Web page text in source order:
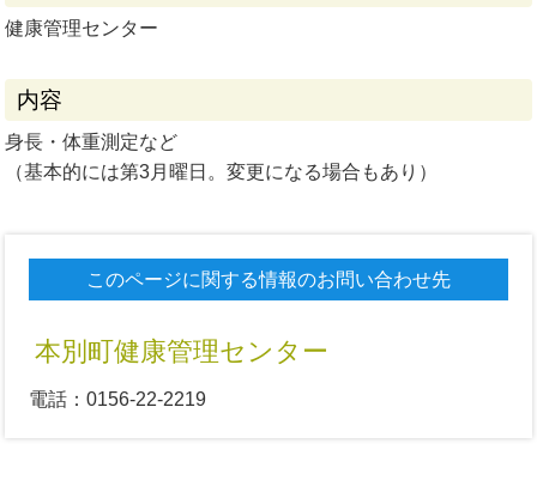
健康管理センター
内容
身長・体重測定など
（基本的には第3月曜日。変更になる場合もあり）
このページに関する情報のお問い合わせ先
本別町健康管理センター
電話：0156-22-2219